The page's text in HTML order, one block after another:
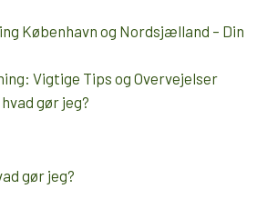
København og Nordsjælland – Din
Vigtige Tips og Overvejelser
gør jeg?